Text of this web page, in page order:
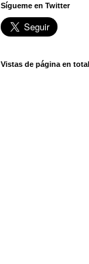
Sígueme en Twitter
Vistas de página en total